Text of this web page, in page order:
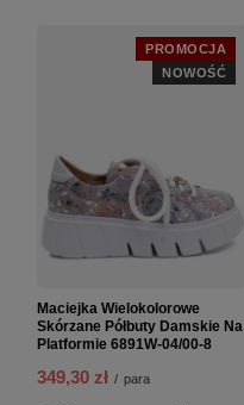
PROMOCJA
NOWOŚĆ
Maciejka Wielokolorowe
Skórzane Półbuty Damskie Na
Platformie 6891W-04/00-8
349,30 zł / para